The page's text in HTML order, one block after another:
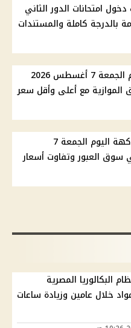
امتحانات الدور الثاني
بالدرجة كاملة والمستندات
أسعار الدولار اليوم الجمعة 7 أغسطس 2026
الموازية مع أعلى وأقل سعر
أسعار الخضار والفاكهة اليوم الجمعة 7
2026 في سوق العبور وتفاوت أسعار
البكالوريا المصرية
دراسة 7 مواد خلال عامين وزيادة ساعات